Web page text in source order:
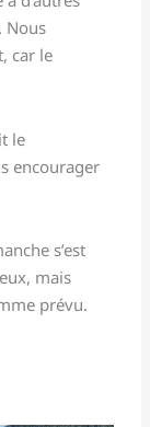
Nous
car le
le
encourager
s’est
mais
prévu.